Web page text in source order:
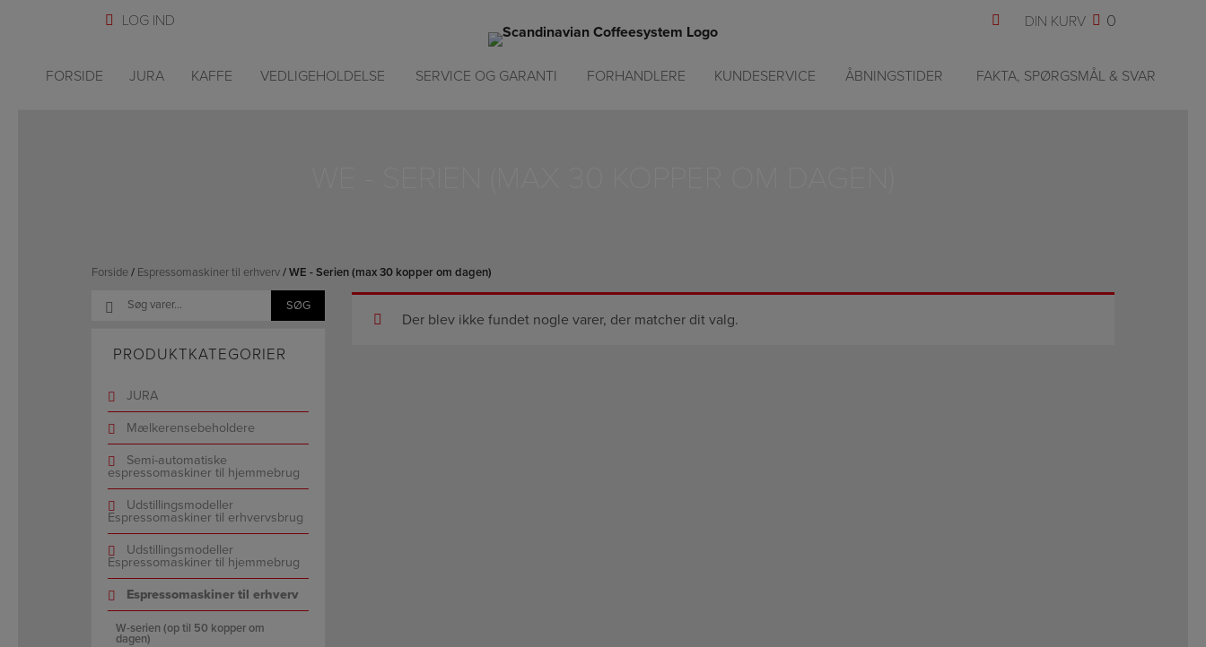
0
FORSIDE JURA KAFFE VEDLIGEHOLDELSE SERVICE OG GARANTI FORHANDLERE KUNDESERVICE ÅBNINGSTIDER FAKTA, SPØRGSMÅL & SVAR
Forside/ Espressomaskiner til erhverv/ WE - Serien (max 30 kopper om dagen)
Der blev ikke fundet nogle varer, der matcher dit valg.
Søg
efter:
SØG
PRODUKTKATEGORIER
JURA
Mælkerensebeholdere
Semi-automatiske
espressomaskiner til hjemmebrug
Udstillingsmodeller
Espressomaskiner til erhvervsbrug
Udstillingsmodeller
Espressomaskiner til hjemmebrug
Espressomaskiner til erhverv
W-serien (op til 50 kopper om
dagen)